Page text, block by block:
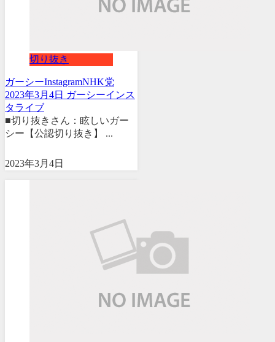
切り抜き
ガーシーInstagramNHK党
2023年3月4日 ガーシーインス
タライブ
■切り抜きさん：眩しいガー
シー【公認切り抜き】 ...
2023年3月4日